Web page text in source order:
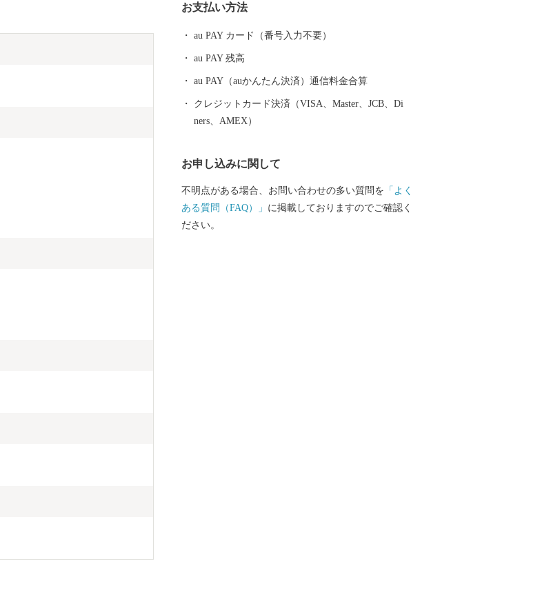
開発拠点として様々な事業から熱い注目を浴びていま
す。 国指定史跡である竹原古墳は、装飾古墳として状
態もよく、どなたでもご覧いただけます。 また、奈良
時代から続く脇田温泉は、江戸時代の儒学者、貝原益
お支払い方法
au PAY カード（番号入力不要）
au PAY 残高
au PAY（auかんたん決済）通信料金合算
クレジットカード決済（VISA、Master、JCB、Di
ners、AMEX）
お申し込みに関して
不明点がある場合、お問い合わせの多い質問を 「よく
ある質問（FAQ）」 に掲載しておりますのでご確認く
ださい。